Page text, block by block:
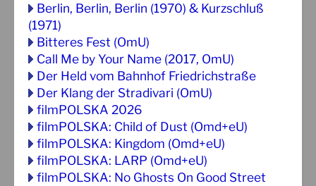
Berlin, Berlin, Berlin (1970) & Kurzschluß
(1971)
Bitteres Fest (OmU)
Call Me by Your Name (2017, OmU)
Der Held vom Bahnhof Friedrichstraße
Der Klang der Stradivari (OmU)
filmPOLSKA 2026
filmPOLSKA: Child of Dust (Omd+eU)
filmPOLSKA: Kingdom (Omd+eU)
filmPOLSKA: LARP (Omd+eU)
filmPOLSKA: No Ghosts On Good Street